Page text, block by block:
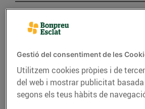
Gestió del consentiment de les
Utilitzem cookies pròpies i de
del web i mostrar publicitat
segons els teus hàbits de